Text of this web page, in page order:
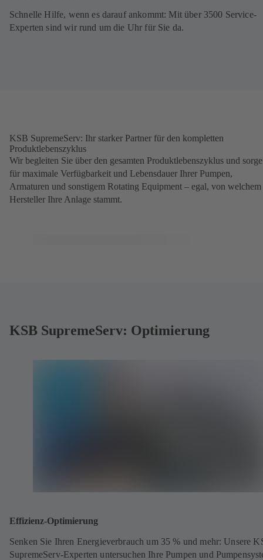
Schnelle Hilfe, wenn es darauf ankommt: Mit über 3500 Service-
Experten sind wir rund um die Uhr für Sie da.
KSB SupremeServ: Ihr starker Partner für den kompletten
Produktlebenszyklus
Wir begleiten Sie über den gesamten Produktlebenszyklus und
für maximale Verfügbarkeit und Lebensdauer Ihrer Pumpen,
Armaturen und sonstigem Rotating Equipment – egal, von welchem
Hersteller Ihre Anlage stammt.
KSB SupremeServ: Optimierung
Effizienz-Optimierung
Senken Sie Ihren Energieverbrauch um 35 % und mehr: Unsere
SupremeServ-Experten untersuchen Ihre Pumpen und